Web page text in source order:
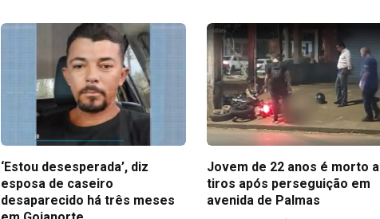
‘Estou desesperada’, diz
esposa de caseiro
desaparecido há três meses
Jovem de 22 anos é morto a
tiros após perseguição em
avenida de Palmas